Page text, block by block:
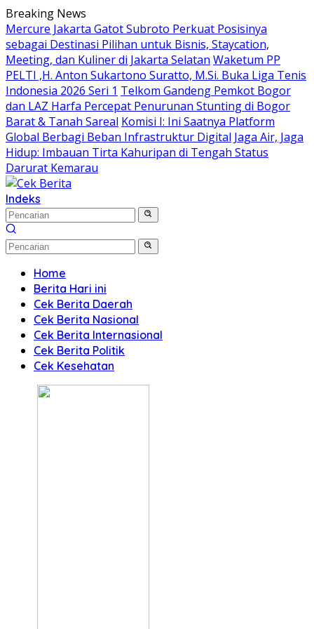
Langsung
ke
konten
Breaking News
Mercure Jakarta Gatot Subroto Perkuat Posisinya
sebagai Destinasi Pilihan untuk Bisnis, Staycation,
Meeting, dan Kuliner di Jakarta Selatan Waketum PP
PELTI ,H. Anton Sukartono Suratto, M.Si. Buka Liga Tenis
Indonesia 2026 Seri 1 Telkom Gandeng Pemkot Bogor
dan LAZ Harfa Percepat Penurunan Stunting di Bogor
Barat & Tanah Sareal Komisi I: Ini Saatnya Platform
Global Berbagi Beban Infrastruktur Digital Jaga Air, Jaga
Hidup: Imbauan Tirta Kahuripan di Tengah Status
Darurat Kemarau
Indeks
Home
Berita Hari ini
Cek Berita Daerah
Cek Berita Nasional
Cek Berita Internasional
Cek Berita Politik
Cek Kesehatan